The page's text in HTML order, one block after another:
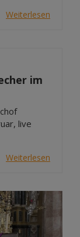
Weiterlesen
im
live
Weiterlesen